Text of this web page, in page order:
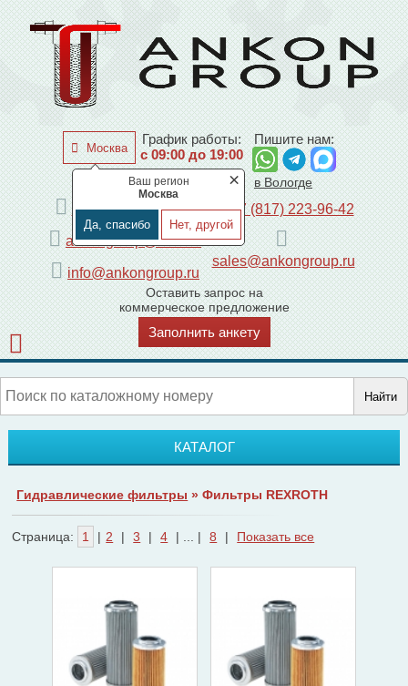
Москва
×
Ваш регион
Москва
Да, спасибо Нет, другой
График работы:
с 09:00 до 19:00
Пишите нам:
по Москве
+7 (495) 225-44-08
ankongroup@mail.ru
info@ankongroup.ru
в Вологде
+7 (817) 223-96-42
sales@ankongroup.ru
Оставить запрос на
коммерческое предложение
Заполнить анкету
Найти
КАТАЛОГ
Гидравлические фильтры » Фильтры REXROTH
Страница: 1 | 2 | 3 | 4 | ... | 8 | Показать все